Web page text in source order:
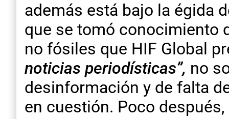
además está bajo la égida
que se tomó conocimiento
no fósiles que HIF Global
noticias periodísticas”, no
desinformación y de falta
en cuestión. Poco